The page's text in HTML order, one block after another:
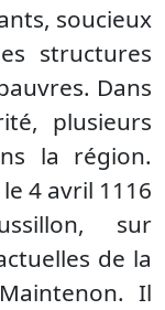
soucieux
structures
Dans
plusieurs
la région.
4 avril 1116
sur
de la
Il